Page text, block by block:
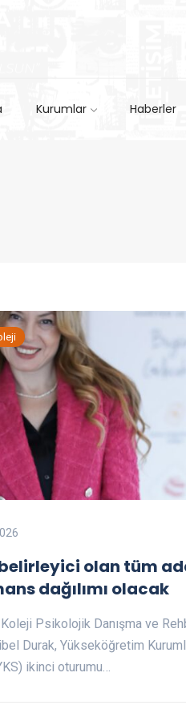
Kurumlar Haberler
belirleyici olan tüm
dağılımı olacak
Psikolojik Danışma ve
Durak, Yükseköğretim
ikinci oturumu…